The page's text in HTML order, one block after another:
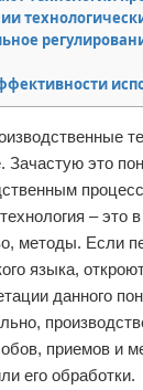
Зачастую это
– это
методы. Если
языка,
данного
приемов и
его обработки.